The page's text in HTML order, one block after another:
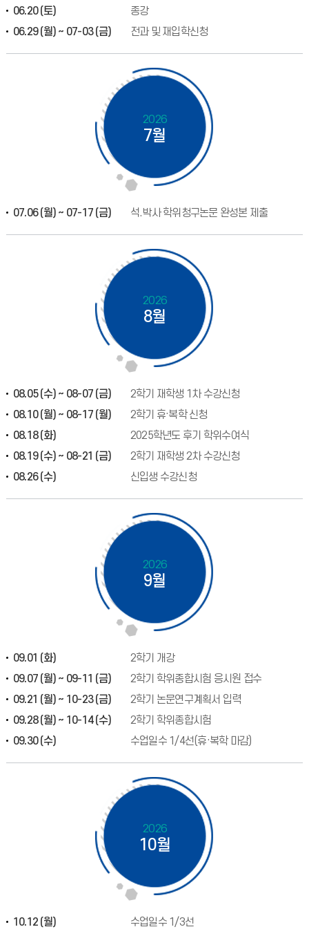
06.20 (토)
종강
06.29 (월) ~ 07-03 (금)
전과 및 재입학신청
2026
7월
07.06 (월) ~ 07-17 (금) 석.박사 학위청구논문 완성본 제출
2026
8월
08.05 (수) ~ 08-07 (금)
2학기 재학생 1차 수강신청
08.10 (월) ~ 08-17 (월)
2학기 휴·복학 신청
08.18 (화)
2025학년도 후기 학위수여식
08.19 (수) ~ 08-21 (금)
2학기 재학생 2차 수강신청
08.26 (수)
신입생 수강신청
2026
9월
09.01 (화)
2학기 개강
09.07 (월) ~ 09-11 (금)
2학기 학위종합시험 응시원 접수
09.21 (월) ~ 10-23 (금)
2학기 논문연구계획서 입력
09.28 (월) ~ 10-14 (수)
2학기 학위종합시험
09.30 (수)
수업일수 1/4선(휴·복학 마감)
2026
10월
10.12 (월)
수업일수 1/3선